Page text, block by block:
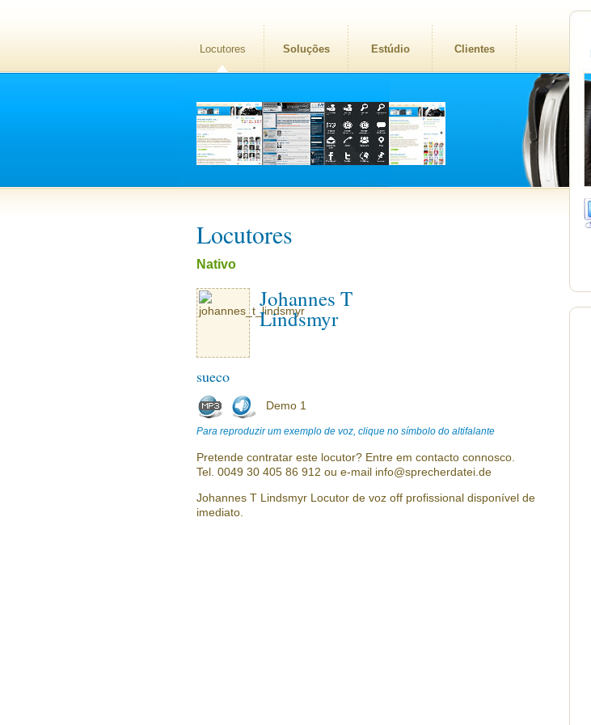
Locutores Soluções Estúdio Clientes
Locutores
Nativo
Johannes T
Lindsmyr
sueco
Demo 1
Para reproduzir um exemplo de voz, clique no símbolo do altifalante
Pretende contratar este locutor? Entre em contacto connosco.
Tel. 0049 30 405 86 912 ou e-mail info@sprecherdatei.de
Johannes T Lindsmyr Locutor de voz off profissional disponível de
imediato.